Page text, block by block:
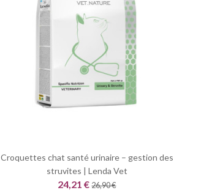
Croquettes chat santé urinaire – gestion des
struvites | Lenda Vet
24,21 €26,90 €